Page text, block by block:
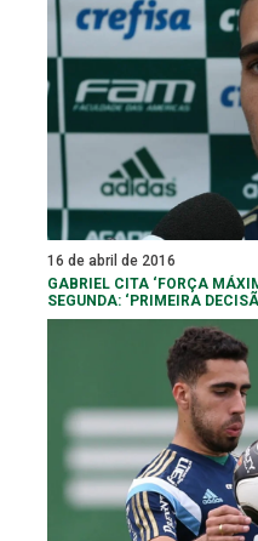
16 de abril de 2016
GABRIEL CITA ‘FORÇA
SEGUNDA: ‘PRIMEIRA